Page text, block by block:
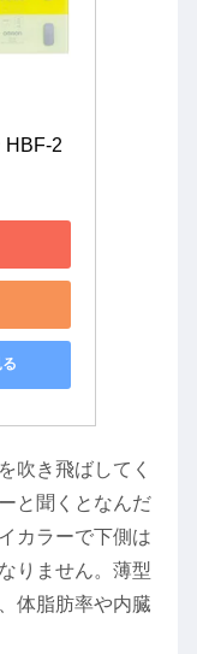
HBF-2
吹き飛ばしてく
と聞くとなんだ
カラーで下側は
りません。薄型
体脂肪率や内臓